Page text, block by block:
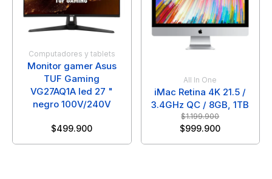
Computadores y tablets
Monitor gamer Asus
TUF Gaming
VG27AQ1A led 27 "
negro 100V/240V
$499.900
All In One
iMac Retina 4K 21.5 /
3.4GHz QC / 8GB, 1TB
$1.199.900
$999.900